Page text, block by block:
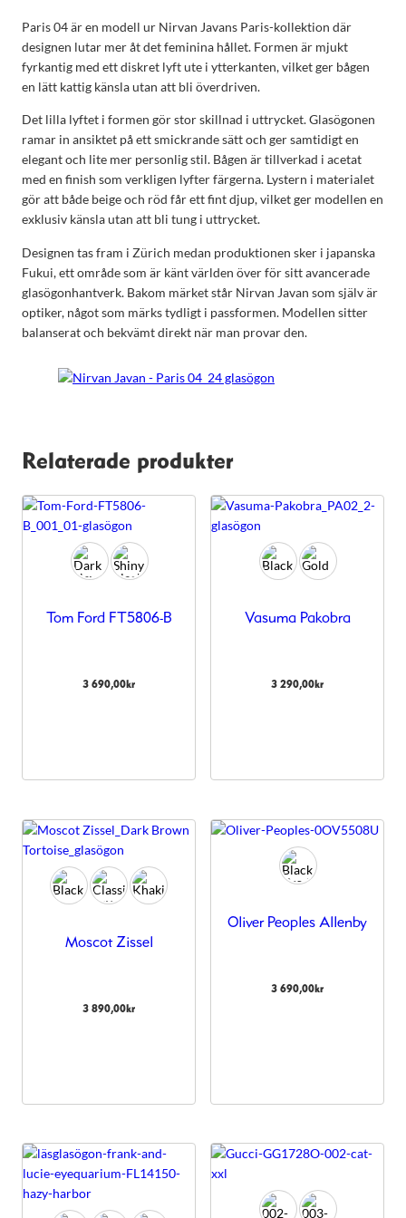
Paris 04 är en modell ur Nirvan Javans Paris-kollektion där
designen lutar mer åt det feminina hållet. Formen är mjukt
fyrkantig med ett diskret lyft ute i ytterkanten, vilket ger bågen
en lätt kattig känsla utan att bli överdriven.
Det lilla lyftet i formen gör stor skillnad i uttrycket. Glasögonen
ramar in ansiktet på ett smickrande sätt och ger samtidigt en
elegant och lite mer personlig stil. Bågen är tillverkad i acetat
med en finish som verkligen lyfter färgerna. Lystern i materialet
gör att både beige och röd får ett fint djup, vilket ger modellen en
exklusiv känsla utan att bli tung i uttrycket.
Designen tas fram i Zürich medan produktionen sker i japanska
Fukui, ett område som är känt världen över för sitt avancerade
glasögonhantverk. Bakom märket står Nirvan Javan som själv är
optiker, något som märks tydligt i passformen. Modellen sitter
balanserat och bekvämt direkt när man provar den.
Relaterade produkter
Tom Ford FT5806-B
3 690,00kr
Vasuma Pakobra
3 290,00kr
Moscot Zissel
3 890,00kr
Oliver Peoples Allenby
3 690,00kr